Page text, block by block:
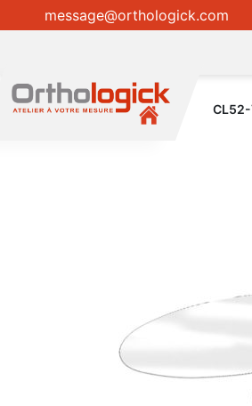
message@orthologick.com